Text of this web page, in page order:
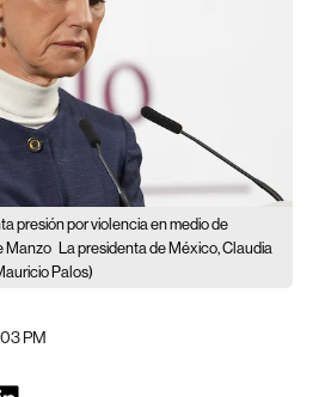
presión por violencia en medio de
Manzo La presidenta de México, Claudia
Palos)
PM